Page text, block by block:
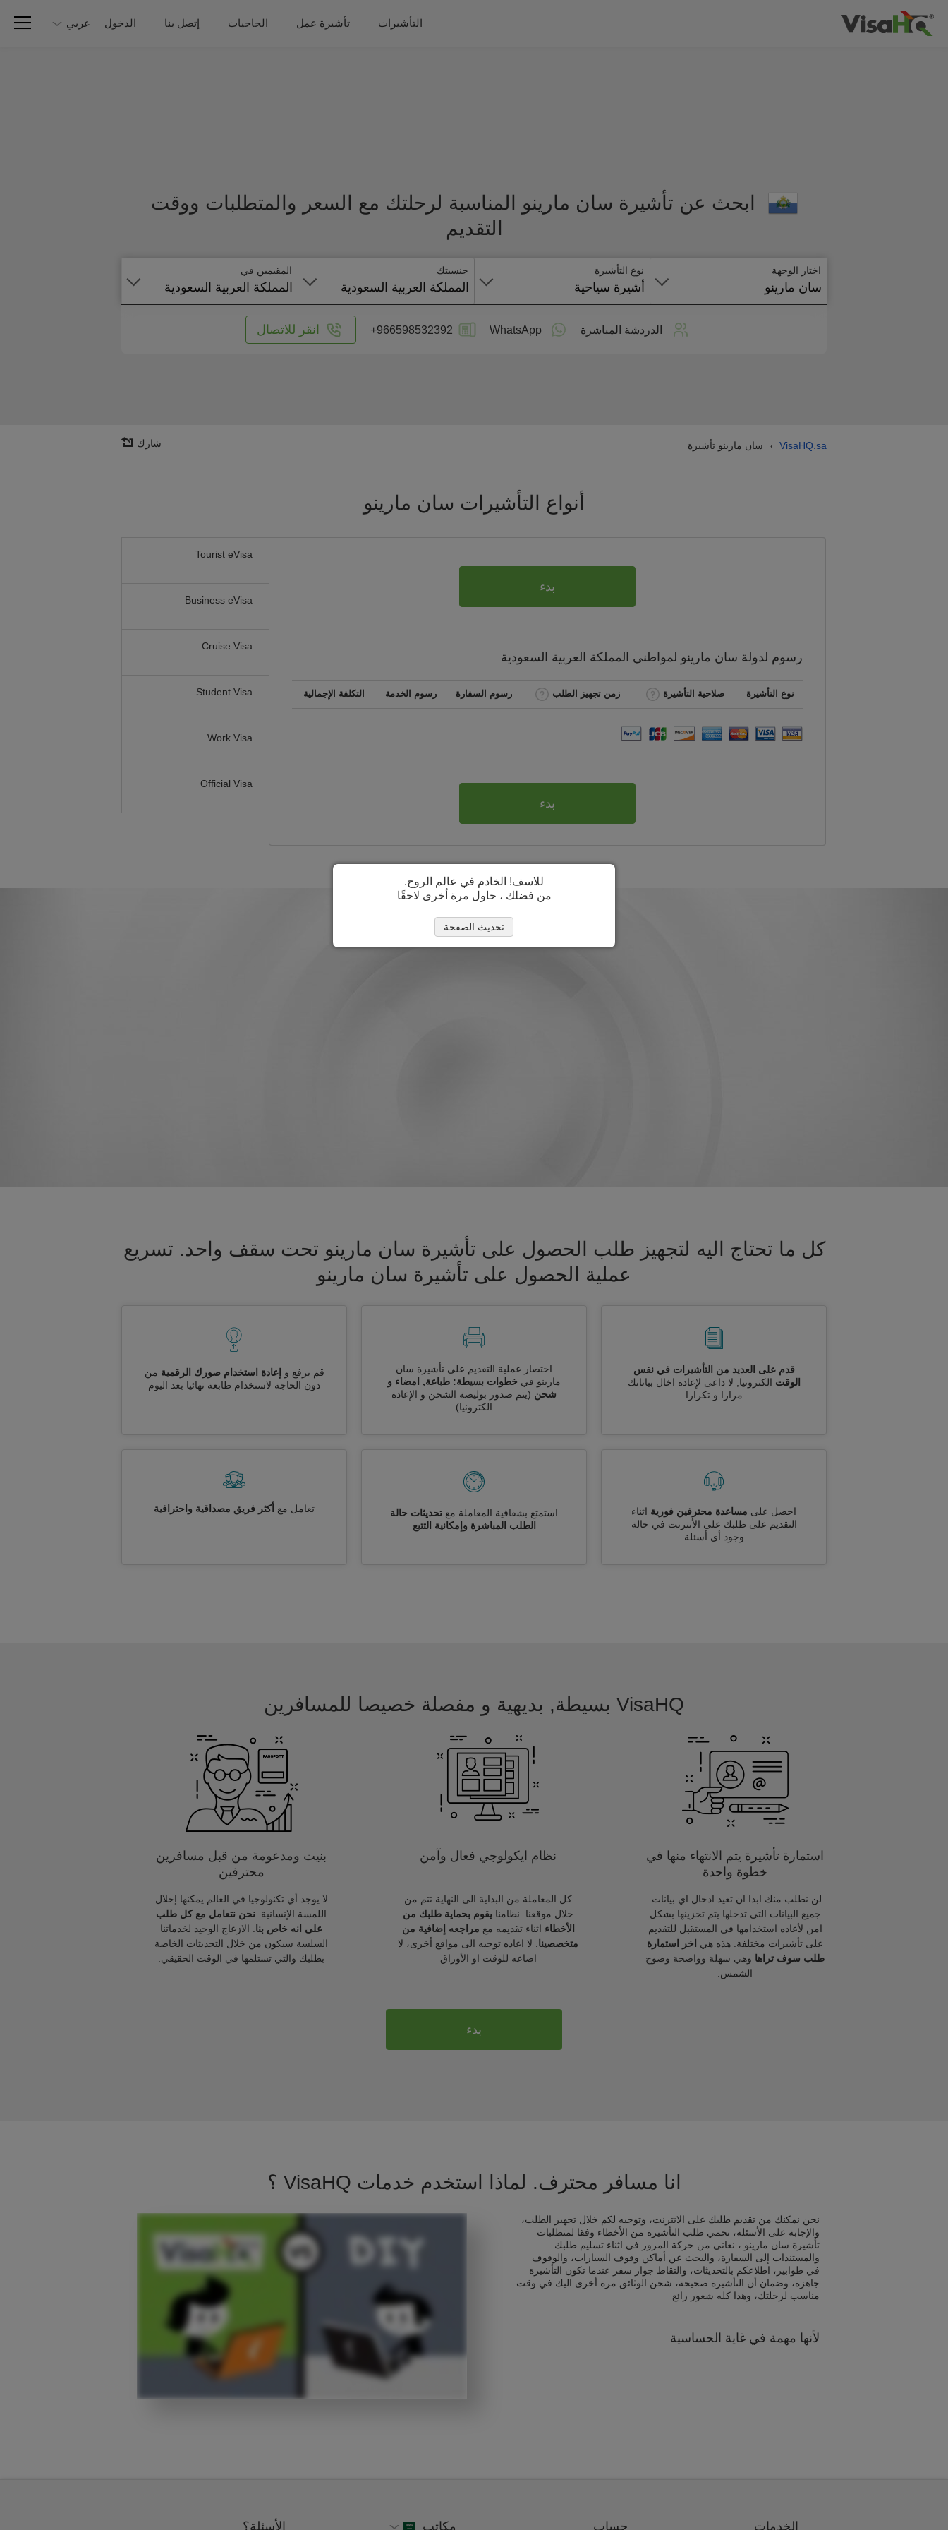
التأشيرات تأشيرة عمل الحاجيات إتصل بنا الدخول عربي
ابحث عن تأشيرة سان مارينو المناسبة لرحلتك مع السعر والمتطلبات ووقت
التقديم
اختار الوجهة
سان مارينو
نوع التأشيرة
أشيرة سياحية
جنسيتك
المملكة العربية السعودية
المقيمين في
المملكة العربية السعودية
الدردشة المباشرة WhatsApp
+966598532392 انقر للاتصال
VisaHQ.sa
› سان مارينو تأشيرة شارك
أنواع التأشيرات سان مارينو
Tourist eVisa
Business eVisa
Cruise Visa
Student Visa
Work Visa
Official Visa
بدء
رسوم لدولة سان مارينو لمواطني المملكة العربية السعودية
نوع التأشيرة صلاحية التأشيرة زمن تجهيز الطلب رسوم السفارة رسوم الخدمة التكلفة الإجمالية
بدء
كل ما تحتاج اليه لتجهيز طلب الحصول على تأشيرة سان مارينو تحت سقف واحد. تسريع
عملية الحصول على تأشيرة سان مارينو
قدم على العديد من التأشيرات في نفس
الوقت الكترونيا, لا داعى لإعادة اخال بياناتك
مرارا و تكرارا
اختصار عملية التقديم على تأشيرة سان
مارينو في خطوات بسيطة: طباعة, امضاء و
شحن (يتم صدور بوليصة الشحن و الإعادة
الكترونيا)
قم برفع و إعادة استخدام صورك الرقمية من
دون الحاجة لاستخدام طابعة نهائيا بعد اليوم
احصل على مساعدة محترفين فورية اثناء
التقديم على طلبك على الأنترنت في حالة
وجود أي أسئلة
استمتع بشفافية المعاملة مع تحديثات حالة
الطلب المباشرة وإمكانية التتبع
تعامل مع أكثر فريق مصداقية واحترافية
VisaHQ بسيطة, بديهية و مفصلة خصيصا للمسافرين
استمارة تأشيرة يتم الانتهاء منها في
خطوة واحدة
لن نطلب منك ابدا ان تعيد ادخال اي بيانات.
جميع البيانات التي تدخلها يتم تخزينها بشكل
امن لأعاده استخدامها في المستقبل للتقديم
على تأشيرات مختلفة. هذه هي
اخر استمارة
طلب سوف تراها وهي سهلة وواضحة وضوح
الشمس.
نظام ايكولوجي فعال وآمن
كل المعاملة من البداية الى النهاية تتم من
خلال موقعنا. نظامنا يقوم بحماية طلبك من
الأخطاء اثناء تقديمه مع مراجعه إضافية من
متخصصينا . لا اعاده توجيه الى مواقع أخرى، لا
اضاعه للوقت او الأوراق
بنيت ومدعومة من قبل مسافرين
محترفين
لا يوجد أي تكنولوجيا في العالم يمكنها إحلال
اللمسة الإنسانية. نحن نتعامل مع كل طلب
على انه خاص بنا . الازعاج الوحيد لخدماتنا
السلسة سيكون من خلال التحديثات الخاصة
بطلبك والتي تستلمها في الوقت الحقيقي.
بدء
انا مسافر محترف. لماذا استخدم خدمات VisaHQ ؟
نحن نمكنك من تقديم طلبك على الانترنت، وتوجيه لكم خلال تجهيز الطلب،
والإجابة على الأسئلة، نحمي طلب التأشيرة من الأخطاء وفقا لمتطلبات
تأشيرة سان مارينو ، نعاني من حركة المرور في اثناء تسليم طلبك
والمستندات إلى السفارة، والبحث عن أماكن وقوف السيارات، والوقوف
في طوابير، اطلاعكم بالتحديثات، والتقاط جواز سفر عندما تكون التأشيرة
جاهزة، وضمان أن التأشيرة صحيحة، شحن الوثائق مرة أخرى اليك في وقت
مناسب لرحلتك، وهذا كله شعور رائع
لأنها مهمة في غاية الحساسية
للاسف! الخادم في عالم الروح.
من فضلك ، حاول مرة أخرى لاحقًا
تحديث الصفحة
الخدمات حساب مكاتب الأسئلة؟